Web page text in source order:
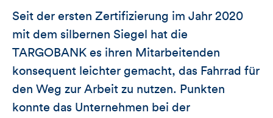
Seit der ersten Zertifizierung im Jahr 2020
mit dem silbernen Siegel hat die
TARGOBANK es ihren Mitarbeitenden
konsequent leichter gemacht, das Fahrrad für
den Weg zur Arbeit zu nutzen. Punkten
konnte das Unternehmen bei der